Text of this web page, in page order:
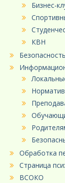
Бизнес-
КВН
Безопасность
Обработка
Страница
ВСОКО